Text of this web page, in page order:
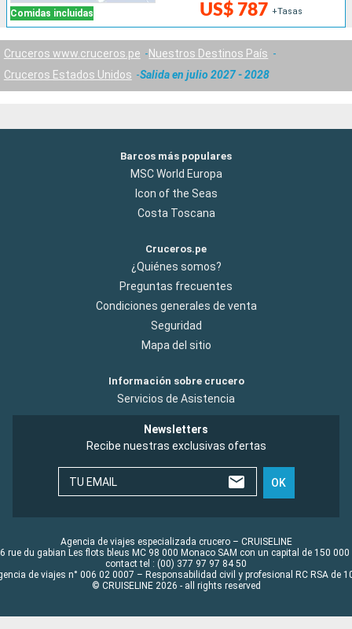
Comidas incluidas US$ 787 +Tasas
Cruceros www.cruceros.pe
Nuestros Destinos País
Cruceros Estados Unidos
Salida en julio 2027 - 2028
Barcos más populares
MSC World Europa
Icon of the Seas
Costa Toscana
Cruceros.pe
¿Quiénes somos?
Preguntas frecuentes
Condiciones generales de venta
Seguridad
Mapa del sitio
Información sobre crucero
Servicios de Asistencia
Newsletters
Recibe nuestras exclusivas ofertas
TU EMAIL OK
Agencia de viajes especializada crucero – CRUISELINE
rue du gabian Les flots bleus MC 98 000 Monaco SAM con un capital de 150 000
contact tel : (00) 377 97 97 84 50
de viajes n° 006 02 0007 – Responsabilidad civil y profesional RC RSA de
© CRUISELINE 2026 - all rights reserved